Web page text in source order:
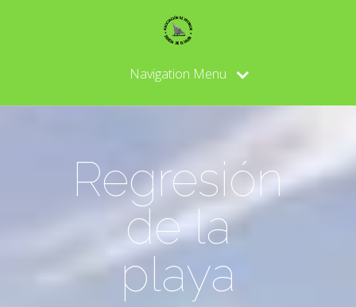
Navigation Menu
Regresión
de la
playa